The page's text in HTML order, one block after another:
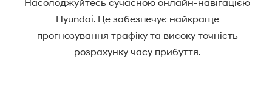
Hyundai. Це забезпечує найкраще
прогнозування трафіку та високу точність
розрахунку часу прибуття.